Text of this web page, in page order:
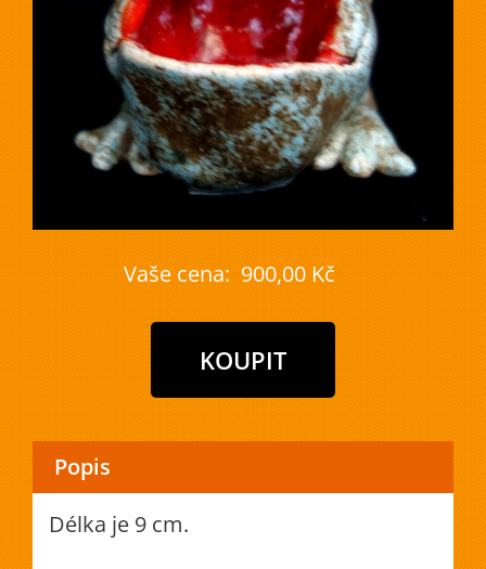
Vaše cena: 900,00 Kč
Popis
Délka je 9 cm.